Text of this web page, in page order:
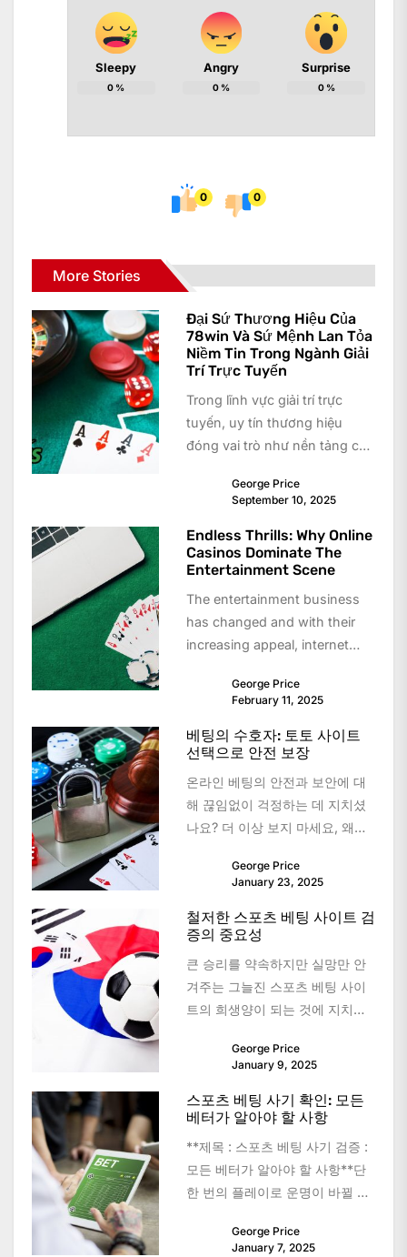
Sleepy
0 %
Angry
0%
Surprise
0%
0 0
More Stories
Đại Sứ Thương Hiệu Của
78win Và Sứ Mệnh Lan Tỏa
Niềm Tin Trong Ngành Giải
Trí Trực Tuyến
Trong lĩnh vực giải trí trực
tuyến, uy tín thương hiệu
đóng vai trò như nền tảng cốt
George Price
September 10, 2025
Endless Thrills: Why Online
Casinos Dominate The
Entertainment Scene
The entertainment business
has changed and with their
increasing appeal, internet
alternative for both casual...
George Price
February 11, 2025
베팅의 수호자: 토토 사이트
선택으로 안전 보장
온라인 베팅의 안전과 보안에 대
해 끊임없이 걱정하는 데 지치셨
나요? 더 이상 보지 마세요, 왜냐
인 해결책을 가지고...
George Price
January 23, 2025
철저한 스포츠 베팅 사이트 검
증의 중요성
큰 승리를 약속하지만 실망만 안
겨주는 그늘진 스포츠 베팅 사이
트의 희생양이 되는 것에 지치셨
트 검증의 중요성을 이해하여...
George Price
January 9, 2025
스포츠 베팅 사기 확인: 모든
베터가 알아야 할 사항
**제목 : 스포츠 베팅 사기 검증 :
모든 베터가 알아야 할 사항**단
한 번의 플레이로 운명이 바뀔 수
George Price
January 7, 2025